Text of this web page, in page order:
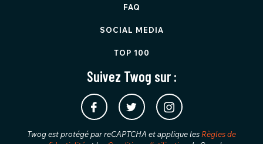
FAQ
SOCIAL MEDIA
TOP 100
Suivez Twog sur :
Twog est protégé par reCAPTCHA et applique les Règles de